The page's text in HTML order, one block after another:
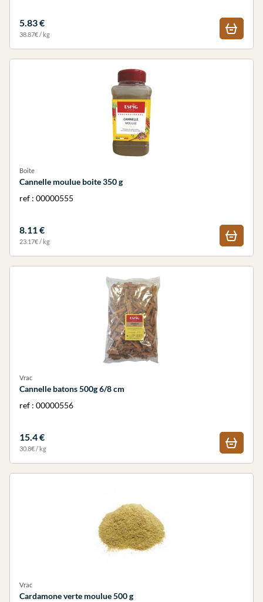
5.83 €
38.87€ / kg
Boite
Cannelle moulue boite 350 g
ref : 00000555
8.11 €
23.17€ / kg
Vrac
Cannelle batons 500g 6/8 cm
ref : 00000556
15.4 €
30.8€ / kg
Vrac
Cardamone verte moulue 500 g